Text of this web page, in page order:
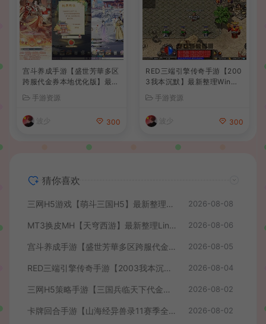
宫斗养成手游【盛世芳華多区
跨服代金券本地优化版】最新
整理单机一键即玩端+Linux
手工服务端+CDK授权后台
+安卓+详细搭建教程
手游资源
波少 300
RED三端引擎传奇手游【200
3我本沉默】最新整理Win系
服务端+安卓苹果PC三端+详
细搭建教程
手游资源
波少 300
猜你喜欢
三网H5游戏【萌斗三国H5】最新整理WIN系服务端+GM后台+详细搭建教程 2026-08-08
MT3换皮MH【天穹西游】最新整理Linux手工服务端+安卓苹果双端+GM后台+详细搭建教程+全套源码+视频教程 2026-08-06
宫斗养成手游【盛世芳華多区跨服代金券本地优化版】最新整理单机一键即玩端+Linux手工服务端+CDK授权后台+安卓+详细搭建教程 2026-08-05
RED三端引擎传奇手游【2003我本沉默】最新整理Win系服务端+安卓苹果PC三端+详细搭建教程 2026-08-04
三网H5策略手游【三国兵临天下代金券内购七合修复版】最新整理单机一键即玩镜像端+Linux手工服务端+管理后台+GM授权后台+简易安卓客户端+详细搭建教程+视频教程 2026-08-02
卡牌回合手游【山海经异兽录11赛季全人物代金券内购版】最新整理WIN系服务端+授权GM后台+管理后台+热更修改工具+安卓+详细搭建教程 2026-08-02